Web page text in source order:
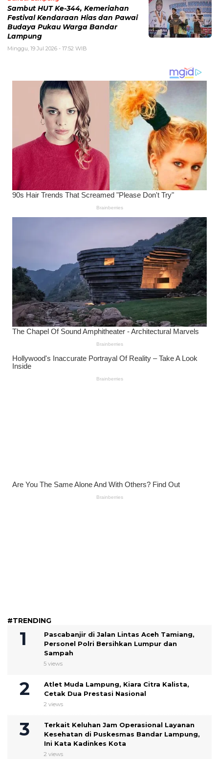
Sambut HUT Ke-344, Kemeriahan
Festival Kendaraan Hias dan Pawai
Budaya Pukau Warga Bandar
Lampung
Minggu, 19 Jul 2026 - 17:52 WIB
#TRENDING
Pascabanjir di Jalan Lintas Aceh Tamiang,
Personel Polri Bersihkan Lumpur dan
Sampah
5 views
Atlet Muda Lampung, Kiara Citra Kalista,
Cetak Dua Prestasi Nasional
2 views
Terkait Keluhan Jam Operasional Layanan
Kesehatan di Puskesmas Bandar Lampung,
Ini Kata Kadinkes Kota
2 views